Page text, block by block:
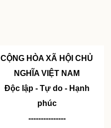
CỘNG HÒA XÃ HỘI CHỦ
NGHĨA VIỆT NAM
Độc lập - Tự do - Hạnh
phúc
---------------